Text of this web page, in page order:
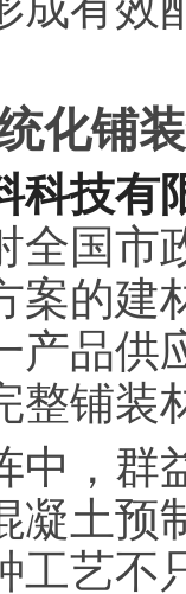
化铺
科技有
全国市
案的建
产品供
整铺装
中，群
凝土预
工艺不